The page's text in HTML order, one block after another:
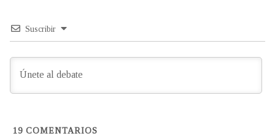
Suscribir
19 COMENTARIOS